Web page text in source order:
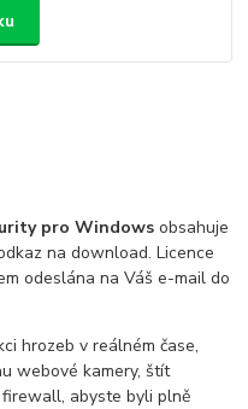
pro Windows obsahuje
na download. Licence
odeslána na Váš e-mail do
hrozeb v reálném čase,
webové kamery, štít
abyste byli plně